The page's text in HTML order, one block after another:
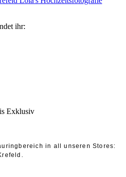
ihr:
Exklusiv
in all unseren Stores: